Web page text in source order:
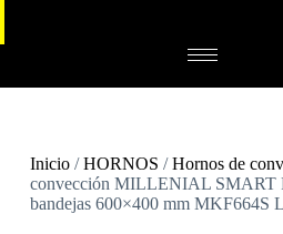
Inicio/HORNOS /Hornos de
convección MILLENIAL SMART
bandejas 600×400 mm MKF664S